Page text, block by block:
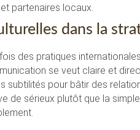
partenaires locaux.
dans la
des pratiques
se veut claire et
subtilités pour bâtir des
de sérieux plutôt que la